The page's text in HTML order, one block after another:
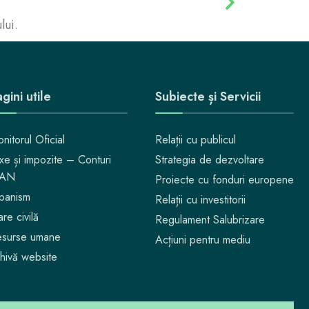
utile
Oficial
și impozite – Conturi
civilă
umane
website
Subiecte și Servicii
Relații cu publicul
Strategia de dezvoltare
Proiecte cu fonduri europene
Relații cu investitorii
Regulament Salubrizare
Acțiuni pentru mediu